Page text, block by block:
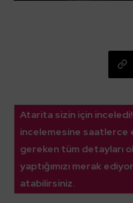
Atarita sizin için
incelemesine saatlerce
gereken tüm detayları
yaptığımızı merak
atabilirsiniz.